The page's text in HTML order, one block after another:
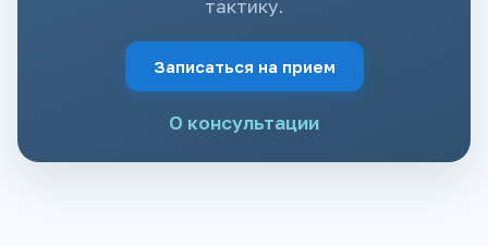
тактику.
Записаться на прием
О консультации